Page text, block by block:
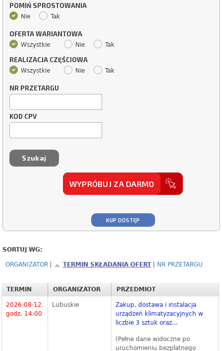
POMIŃ SPROSTOWANIA
Nie Tak
OFERTA WARIANTOWA
Wszystkie Nie Tak
REALIZACJA CZĘŚCIOWA
Wszystkie Nie Tak
NR PRZETARGU
KOD CPV
WYPRÓBUJ ZA DARMO
KUP DOSTĘP
SORTUJ WG:
ORGANIZATOR TERMIN SKŁADANIA OFERT NR PRZETARGU
TERMIN ORGANIZATOR PRZEDMIOT
2026-08-12
godz. 14:00
Lubuskie
Zakup, dostawa i instalacja
urządzeń klimatyzacyjnych w
liczbie 3 sztuk oraz...
(Pełne dane widoczne po
uruchomieniu bezpłatnego